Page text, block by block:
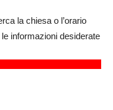
la chiesa o l’orario
informazioni desiderate